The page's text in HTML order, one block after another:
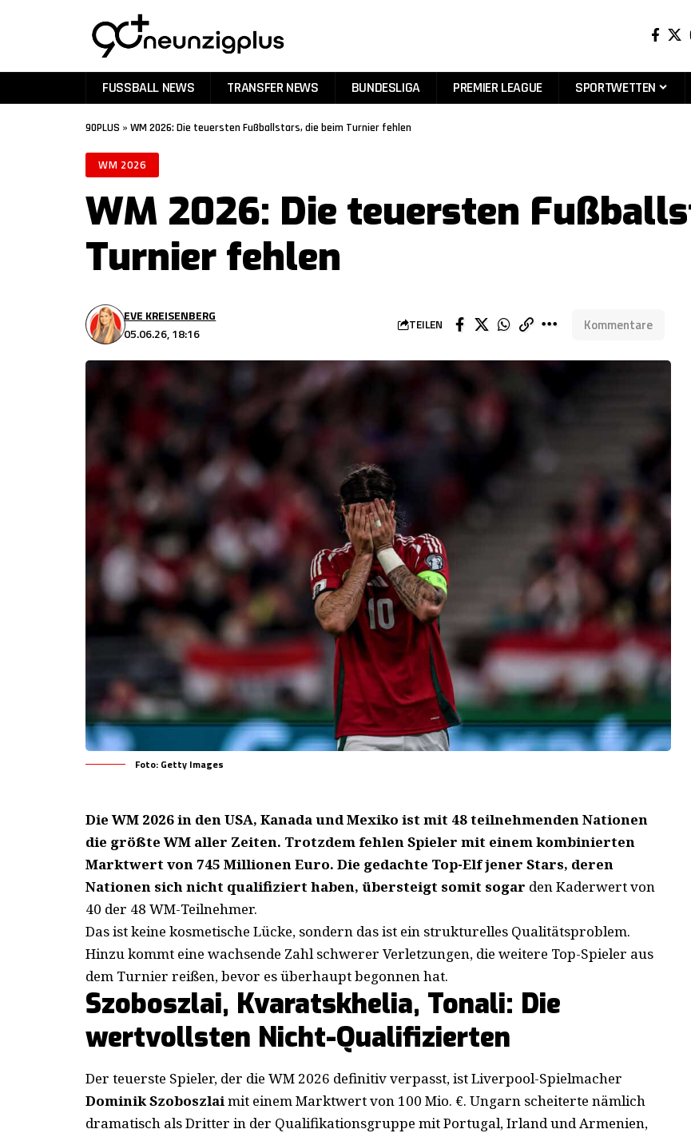
FUSSBALL NEWS TRANSFER NEWS BUNDESLIGA PREMIER LEAGUE SPORTWETTEN
90PLUS » WM 2026: Die teuersten Fußballstars, die beim Turnier fehlen
WM 2026
WM 2026: Die teuersten
Turnier fehlen
05.06.26, 18:16
EVE KREISENBERG
TEILEN Kommentare
Foto: Getty Images
Die WM 2026 in den USA, Kanada und Mexiko ist mit 48 teilnehmenden Nationen
die größte WM aller Zeiten. Trotzdem fehlen Spieler mit einem kombinierten
Marktwert von 745 Millionen Euro. Die gedachte Top-Elf jener Stars, deren
Nationen sich nicht qualifiziert haben, übersteigt somit sogar den Kaderwert von
40 der 48 WM-Teilnehmer.
Das ist keine kosmetische Lücke, sondern das ist ein strukturelles Qualitätsproblem.
Hinzu kommt eine wachsende Zahl schwerer Verletzungen, die weitere Top-Spieler aus
dem Turnier reißen, bevor es überhaupt begonnen hat.
Szoboszlai, Kvaratskhelia, Tonali: Die
wertvollsten Nicht-Qualifizierten
Der teuerste Spieler, der die WM 2026 definitiv verpasst, ist Liverpool-Spielmacher
Dominik Szoboszlaimit einem Marktwert von 100 Mio. €. Ungarn scheiterte nämlich
dramatisch als Dritter in der Qualifikationsgruppe mit Portugal, Irland und Armenien,